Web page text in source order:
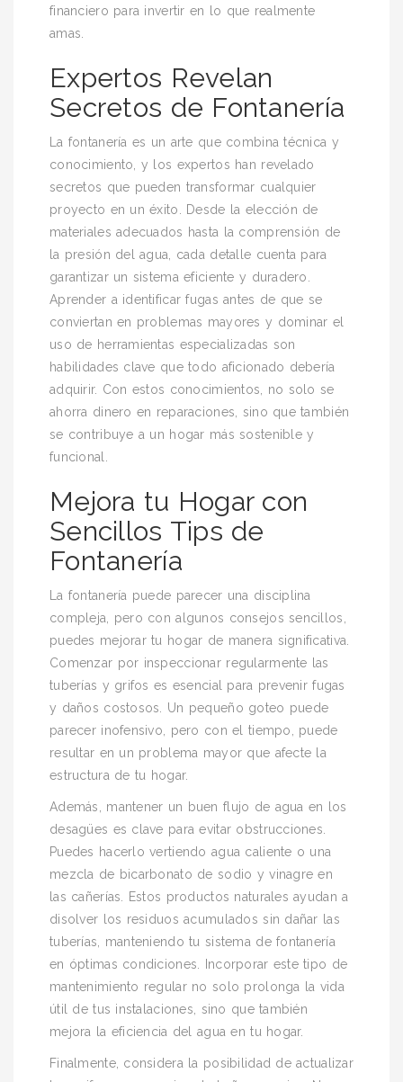
financiero para invertir en lo que realmente
amas.
Expertos Revelan
Secretos de Fontanería
La fontanería es un arte que combina técnica y
conocimiento, y los expertos han revelado
secretos que pueden transformar cualquier
proyecto en un éxito. Desde la elección de
materiales adecuados hasta la comprensión de
la presión del agua, cada detalle cuenta para
garantizar un sistema eficiente y duradero.
Aprender a identificar fugas antes de que se
conviertan en problemas mayores y dominar el
uso de herramientas especializadas son
habilidades clave que todo aficionado debería
adquirir. Con estos conocimientos, no solo se
ahorra dinero en reparaciones, sino que también
se contribuye a un hogar más sostenible y
funcional.
Mejora tu Hogar con
Sencillos Tips de
Fontanería
La fontanería puede parecer una disciplina
compleja, pero con algunos consejos sencillos,
puedes mejorar tu hogar de manera significativa.
Comenzar por inspeccionar regularmente las
tuberías y grifos es esencial para prevenir fugas
y daños costosos. Un pequeño goteo puede
parecer inofensivo, pero con el tiempo, puede
resultar en un problema mayor que afecte la
estructura de tu hogar.
Además, mantener un buen flujo de agua en los
desagües es clave para evitar obstrucciones.
Puedes hacerlo vertiendo agua caliente o una
mezcla de bicarbonato de sodio y vinagre en
las cañerías. Estos productos naturales ayudan a
disolver los residuos acumulados sin dañar las
tuberías, manteniendo tu sistema de fontanería
en óptimas condiciones. Incorporar este tipo de
mantenimiento regular no solo prolonga la vida
útil de tus instalaciones, sino que también
mejora la eficiencia del agua en tu hogar.
Finalmente, considera la posibilidad de actualizar